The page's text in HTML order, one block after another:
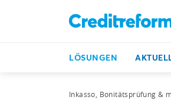
LÖSUNGEN
Inkasso, Bonitätsprüfung &